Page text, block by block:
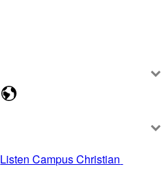
Listen Campus Christian